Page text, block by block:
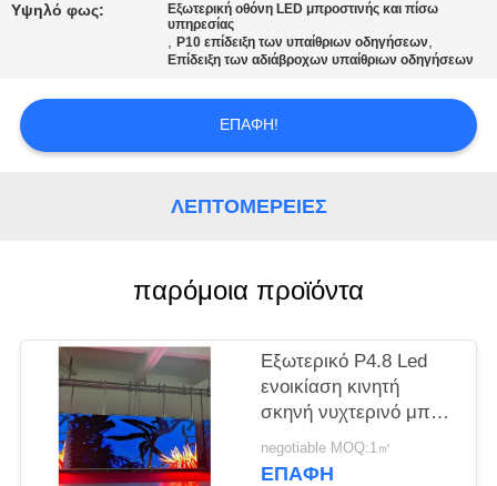
ΕΙΔΉΣΕΙΣ
ΖΗΤΉΣΤΕ
ΜΙΑ
POLICY
Υψηλό φως:
Εξωτερική οθόνη LED μπροστινής και πίσω
υπηρεσίας
,P10 επίδειξη των υπαίθριων οδηγήσεων,
Επίδειξη των αδιάβροχων υπαίθριων οδηγήσεων
ΕΠΑΦΉ!
ΛΕΠΤΟΜΈΡΕΙΕΣ
παρόμοια προϊόντα
Εξωτερικό P4.8 Led
ενοικίαση κινητή
σκηνή νυχτερινό μπαρ
για ψυχαγωγία
negotiable MOQ:1㎡
ΕΠΑΦΉ